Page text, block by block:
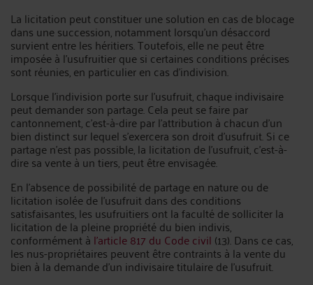
La licitation peut constituer une solution en cas de blocage
dans une succession, notamment lorsqu’un désaccord
survient entre les héritiers. Toutefois, elle ne peut être
imposée à l’usufruitier que si certaines conditions précises
sont réunies, en particulier en cas d’indivision.
Lorsque l’indivision porte sur l’usufruit, chaque indivisaire
peut demander son partage. Cela peut se faire par
cantonnement, c’est-à-dire par l’attribution à chacun d’un
bien distinct sur lequel s’exercera son droit d’usufruit. Si ce
partage n’est pas possible, la licitation de l’usufruit, c’est-à-
dire sa vente à un tiers, peut être envisagée.
En l’absence de possibilité de partage en nature ou de
licitation isolée de l’usufruit dans des conditions
satisfaisantes, les usufruitiers ont la faculté de solliciter la
licitation de la pleine propriété du bien indivis,
conformément à l’article 817 du Code civil (13). Dans ce cas,
les nus-propriétaires peuvent être contraints à la vente du
bien à la demande d’un indivisaire titulaire de l’usufruit.